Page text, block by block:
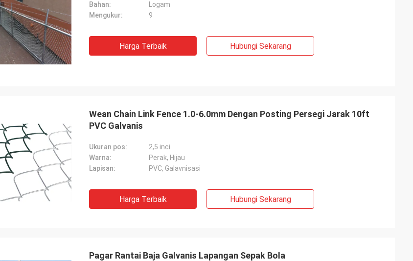
Bahan:
Logam
Mengukur:
9
Harga Terbaik Hubungi Sekarang
Wean Chain Link Fence 1.0-6.0mm Dengan Posting Persegi Jarak 10ft
PVC Galvanis
Ukuran pos:
2,5 inci
Warna:
Perak, Hijau
Lapisan:
PVC, Galavnisasi
Harga Terbaik Hubungi Sekarang
Pagar Rantai Baja Galvanis Lapangan Sepak Bola